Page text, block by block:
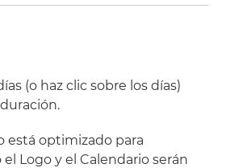
(o haz clic sobre los días)
está optimizado para
Logo y el Calendario serán